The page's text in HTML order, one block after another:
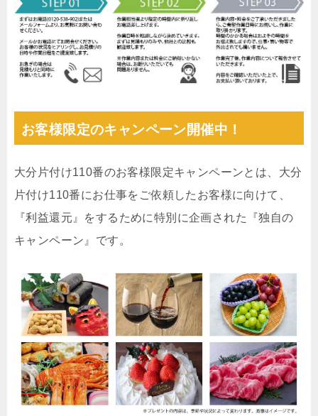
お客様限定のキャンペーン開催中！
大分片付け110番のお客様限定キャンペーンとは、大分
片付け110番にお仕事をご依頼したお客様に向けて、
『利益還元』をするために特別に企画された『独自の
キャンペーン』です。